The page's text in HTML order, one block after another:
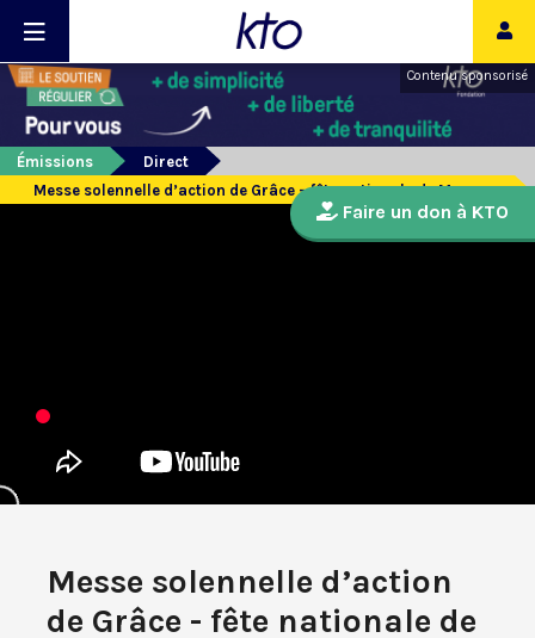
Contenu sponsorisé
Émissions
Direct
Messe solennelle d’action de Grâce - fête nationale de Monaco
Messe solennelle d’action
de Grâce - fête nationale de
Faire un don à KTO